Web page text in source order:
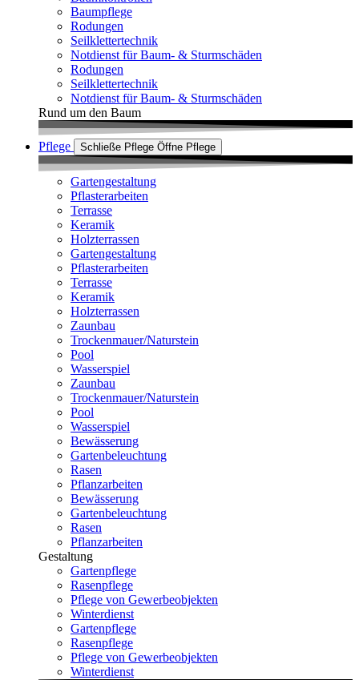
Baumpflege
Rodungen
Seilklettertechnik
Notdienst für Baum- & Sturmschäden
Rodungen
Seilklettertechnik
Notdienst für Baum- & Sturmschäden
Rund um den Baum
Pflege Schließe Pflege Öffne Pflege
Gartengestaltung
Pflasterarbeiten
Terrasse
Keramik
Holzterrassen
Gartengestaltung
Pflasterarbeiten
Terrasse
Keramik
Holzterrassen
Zaunbau
Trockenmauer/Naturstein
Pool
Wasserspiel
Zaunbau
Trockenmauer/Naturstein
Pool
Wasserspiel
Bewässerung
Gartenbeleuchtung
Rasen
Pflanzarbeiten
Bewässerung
Gartenbeleuchtung
Rasen
Pflanzarbeiten
Gestaltung
Gartenpflege
Rasenpflege
Pflege von Gewerbeobjekten
Winterdienst
Gartenpflege
Rasenpflege
Pflege von Gewerbeobjekten
Winterdienst